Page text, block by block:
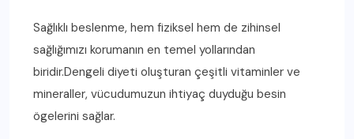
Sağlıklı beslenme, hem fiziksel hem de zihinsel
sağlığımızı korumanın en temel yollarından
biridir.Dengeli diyeti oluşturan çeşitli vitaminler ve
mineraller, vücudumuzun ihtiyaç duyduğu besin
ögelerini sağlar.